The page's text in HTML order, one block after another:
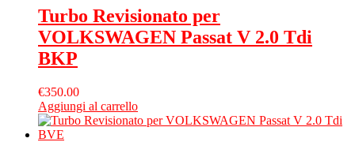
Turbo Revisionato per
VOLKSWAGEN Passat V 2.0 Tdi
BKP
€350.00
Aggiungi al carrello